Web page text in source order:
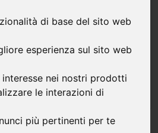
di base del sito web
esperienza sul sito web
nei nostri prodotti
le interazioni di
più pertinenti per te
Award 2019